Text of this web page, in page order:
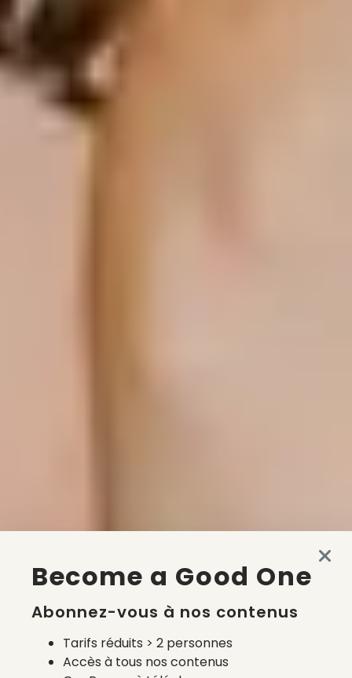
Become a Good One
Abonnez-vous à nos contenus
Tarifs réduits > 2 personnes
Accès à tous nos contenus